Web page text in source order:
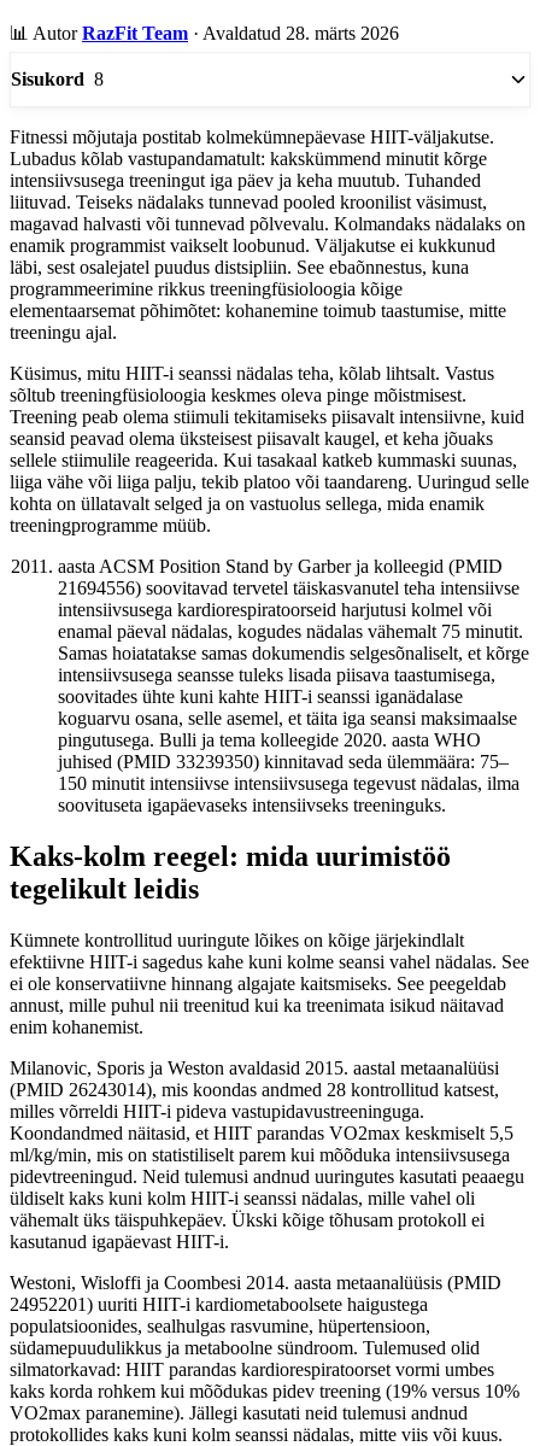
📊 AutorRazFit Team · Avaldatud 28. märts 2026
Sisukord 8
Fitnessi mõjutaja postitab kolmekümnepäevase HIIT-väljakutse.
Lubadus kõlab vastupandamatult: kakskümmend minutit kõrge
intensiivsusega treeningut iga päev ja keha muutub. Tuhanded
liituvad. Teiseks nädalaks tunnevad pooled kroonilist väsimust,
magavad halvasti või tunnevad põlvevalu. Kolmandaks nädalaks on
enamik programmist vaikselt loobunud. Väljakutse ei kukkunud
läbi, sest osalejatel puudus distsipliin. See ebaõnnestus, kuna
programmeerimine rikkus treeningfüsioloogia kõige
elementaarsemat põhimõtet: kohanemine toimub taastumise, mitte
treeningu ajal.
Küsimus, mitu HIIT-i seanssi nädalas teha, kõlab lihtsalt. Vastus
sõltub treeningfüsioloogia keskmes oleva pinge mõistmisest.
Treening peab olema stiimuli tekitamiseks piisavalt intensiivne, kuid
seansid peavad olema üksteisest piisavalt kaugel, et keha jõuaks
sellele stiimulile reageerida. Kui tasakaal katkeb kummaski suunas,
liiga vähe või liiga palju, tekib platoo või taandareng. Uuringud selle
kohta on üllatavalt selged ja on vastuolus sellega, mida enamik
treeningprogramme müüb.
aasta ACSM Position Stand by Garber ja kolleegid (PMID
21694556) soovitavad tervetel täiskasvanutel teha intensiivse
intensiivsusega kardiorespiratoorseid harjutusi kolmel või
enamal päeval nädalas, kogudes nädalas vähemalt 75 minutit.
Samas hoiatatakse samas dokumendis selgesõnaliselt, et kõrge
intensiivsusega seansse tuleks lisada piisava taastumisega,
soovitades ühte kuni kahte HIIT-i seanssi iganädalase
koguarvu osana, selle asemel, et täita iga seansi maksimaalse
pingutusega. Bulli ja tema kolleegide 2020. aasta WHO
juhised (PMID 33239350) kinnitavad seda ülemmäära: 75–
150 minutit intensiivse intensiivsusega tegevust nädalas, ilma
soovituseta igapäevaseks intensiivseks treeninguks.
Kaks-kolm reegel: mida uurimistöö
tegelikult leidis
Kümnete kontrollitud uuringute lõikes on kõige järjekindlalt
efektiivne HIIT-i sagedus kahe kuni kolme seansi vahel nädalas. See
ei ole konservatiivne hinnang algajate kaitsmiseks. See peegeldab
annust, mille puhul nii treenitud kui ka treenimata isikud näitavad
enim kohanemist.
Milanovic, Sporis ja Weston avaldasid 2015. aastal metaanalüüsi
(PMID 26243014), mis koondas andmed 28 kontrollitud katsest,
milles võrreldi HIIT-i pideva vastupidavustreeninguga.
Koondandmed näitasid, et HIIT parandas VO2max keskmiselt 5,5
ml/kg/min, mis on statistiliselt parem kui mõõduka intensiivsusega
pidevtreeningud. Neid tulemusi andnud uuringutes kasutati peaaegu
üldiselt kaks kuni kolm HIIT-i seanssi nädalas, mille vahel oli
vähemalt üks täispuhkepäev. Ükski kõige tõhusam protokoll ei
kasutanud igapäevast HIIT-i.
Westoni, Wisloffi ja Coombesi 2014. aasta metaanalüüsis (PMID
24952201) uuriti HIIT-i kardiometaboolsete haigustega
populatsioonides, sealhulgas rasvumine, hüpertensioon,
südamepuudulikkus ja metaboolne sündroom. Tulemused olid
silmatorkavad: HIIT parandas kardiorespiratoorset vormi umbes
kaks korda rohkem kui mõõdukas pidev treening (19% versus 10%
VO2max paranemine). Jällegi kasutati neid tulemusi andnud
protokollides kaks kuni kolm seanssi nädalas, mitte viis või kuus.